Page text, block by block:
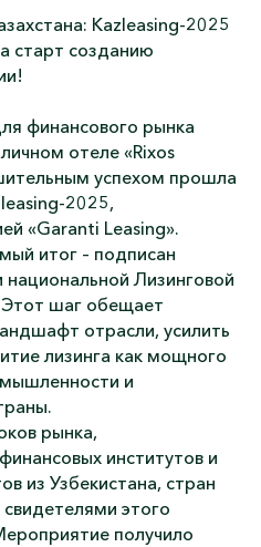
Kazleasing-2025
старт созданию
финансового рынка
отеле «Rixos
успехом прошла
2025,
«Garanti Leasing».
итог – подписан
Лизинговой
Этот шаг обещает
отрасли, усилить
лизинга как мощного
и
рынка,
институтов и
из Узбекистана, стран
этого
получило